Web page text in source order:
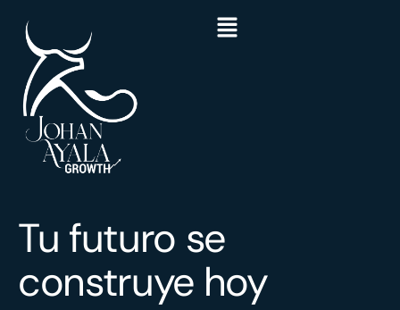
Tu futuro se
construye hoy